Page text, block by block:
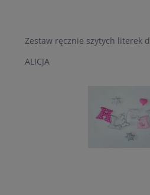
Zestaw ręcznie szytych literek
ALICJA